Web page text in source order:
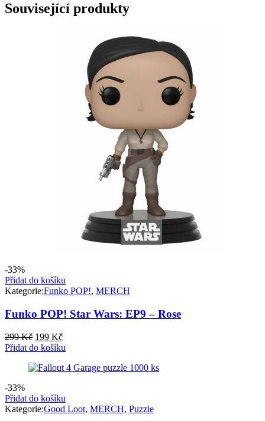
Související produkty
-33%
Přidat do košíku
Kategorie:Funko POP!, MERCH
Funko POP! Star Wars: EP9 – Rose
299Kč Původní
cena
299 Kč.
199 KčAktuální
cena
199 Kč.
Přidat do košíku
-33%
Přidat do košíku
Kategorie:Good Loot, MERCH, Puzzle